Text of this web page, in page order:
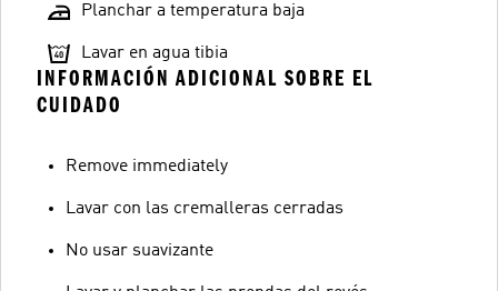
Planchar a temperatura baja
Lavar en agua tibia
INFORMACIÓN ADICIONAL SOBRE EL
CUIDADO
Remove immediately
Lavar con las cremalleras cerradas
No usar suavizante